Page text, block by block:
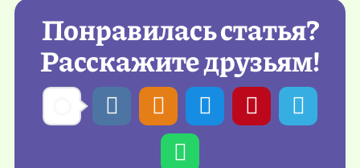
Понравилась статья?
Расскажите друзьям!